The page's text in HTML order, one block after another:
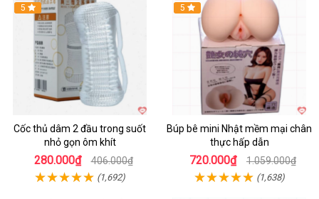
Hot
5
Cốc thủ dâm 2 đầu trong suốt
nhỏ gọn ôm khít
280.000₫ 406.000₫
(1,692)
Hot
5
Búp bê mini Nhật mềm mại chân
thực hấp dẫn
720.000₫ 1.059.000₫
(1,638)